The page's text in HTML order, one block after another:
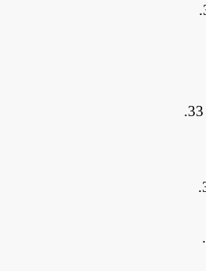
.
.
.
.